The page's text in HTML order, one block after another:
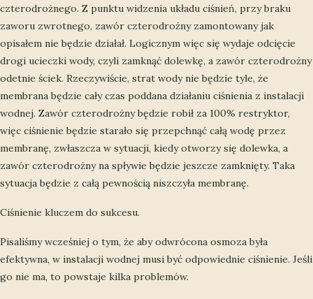
czterodrożnego. Z punktu widzenia układu ciśnień, przy braku
zaworu zwrotnego, zawór czterodrożny zamontowany jak
opisałem nie będzie działał. Logicznym więc się wydaje odcięcie
drogi ucieczki wody, czyli zamknąć dolewkę, a zawór czterodrożny
odetnie ściek. Rzeczywiście, strat wody nie będzie tyle, że
membrana będzie cały czas poddana działaniu ciśnienia z instalacji
wodnej. Zawór czterodrożny będzie robił za 100% restryktor,
więc ciśnienie będzie starało się przepchnąć całą wodę przez
membranę, zwłaszcza w sytuacji, kiedy otworzy się dolewka, a
zawór czterodrożny na spływie będzie jeszcze zamknięty. Taka
sytuacja będzie z całą pewnością niszczyła membranę.
Ciśnienie kluczem do sukcesu.
Pisaliśmy wcześniej o tym, że aby odwrócona osmoza była
efektywna, w instalacji wodnej musi być odpowiednie ciśnienie. Jeśli
go nie ma, to powstaje kilka problemów.